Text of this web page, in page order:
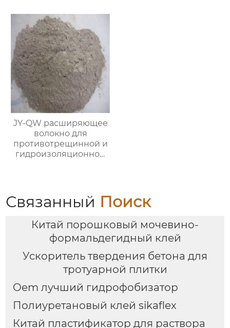
JY-QW расширяющее
волокно для
противотрещинной и
гидроизоляционной
Связанный Поиск
Китай порошковый мочевино-
формальдегидный клей
Ускоритель твердения бетона для
тротуарной плитки
Oem лучший гидрофобизатор
Полиуретановый клей sikaflex
Китай пластификатор для раствора